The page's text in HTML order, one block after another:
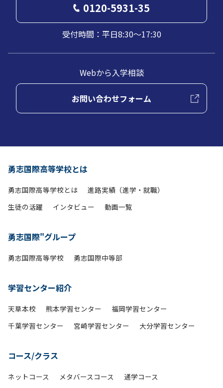
0120-5931-35
受付時間：平日8:30～17:30
Webから入学相談
お問い合わせフォーム
勇志国際高等学校とは
勇志国際高等学校とは
進路実績（進学・就職）
生徒の活躍
インタビュー 動画一覧
勇志国際"グループ
勇志国際高等学校 勇志国際中等部
学習センター紹介
天草本校 熊本学習センター
福岡学習センター
千葉学習センター
宮崎学習センター 大分学習センター
コース/クラス
ネットコース メタバースコース
通学コース